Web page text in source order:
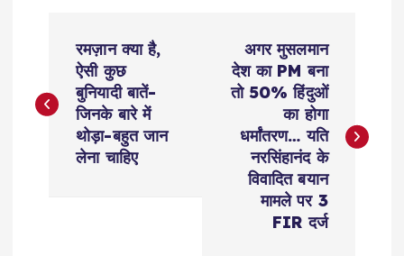
s
रमज़ान क्या है,
ऐसी कुछ
बुनियादी बातें-
जिनके बारे में
थोड़ा-बहुत जान
लेना चाहिए
अगर मुसलमान
देश का PM बना
तो 50% हिंदुओं
का होगा
धर्मांतरण… यति
नरसिंहानंद के
विवादित बयान
मामले पर 3
FIR दर्ज